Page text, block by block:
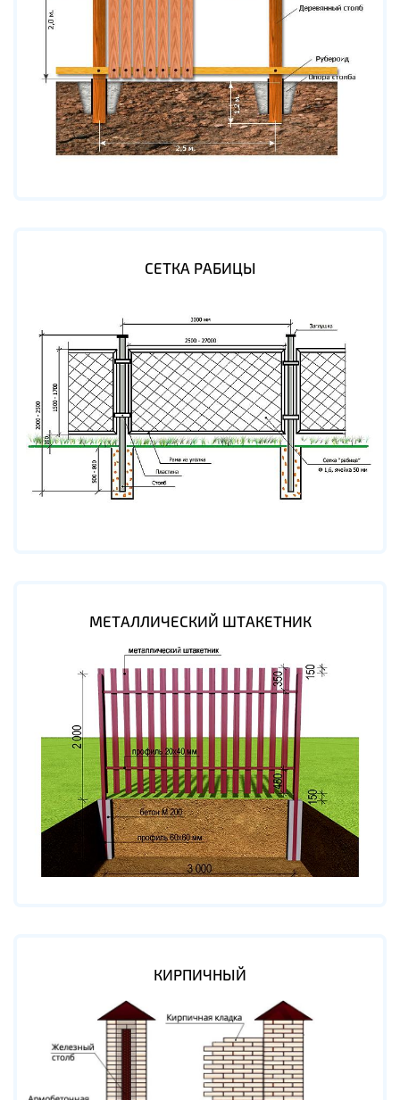
СЕТКА РАБИЦЫ
МЕТАЛЛИЧЕСКИЙ ШТАКЕТНИК
КИРПИЧНЫЙ